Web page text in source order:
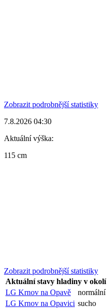
Zobrazit podrobnější statistiky
7.8.2026 04:30
Aktuální výška:
115 cm
Zobrazit podrobnější statistiky
Aktuální stavy hladiny v okolí
LG Krnov na Opavě
normální
LG Krnov na Opavici sucho